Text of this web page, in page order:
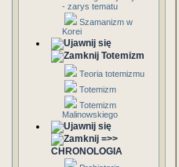
- zarys tematu
Szamanizm w
Korei
Totemizm
Teoria totemizmu
Totemizm
Totemizm
Malinowskiego
=>>
CHRONOLOGIA